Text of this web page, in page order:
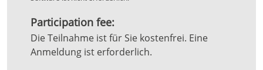
Participation fee:
Die Teilnahme ist für Sie kostenfrei. Eine
Anmeldung ist erforderlich.